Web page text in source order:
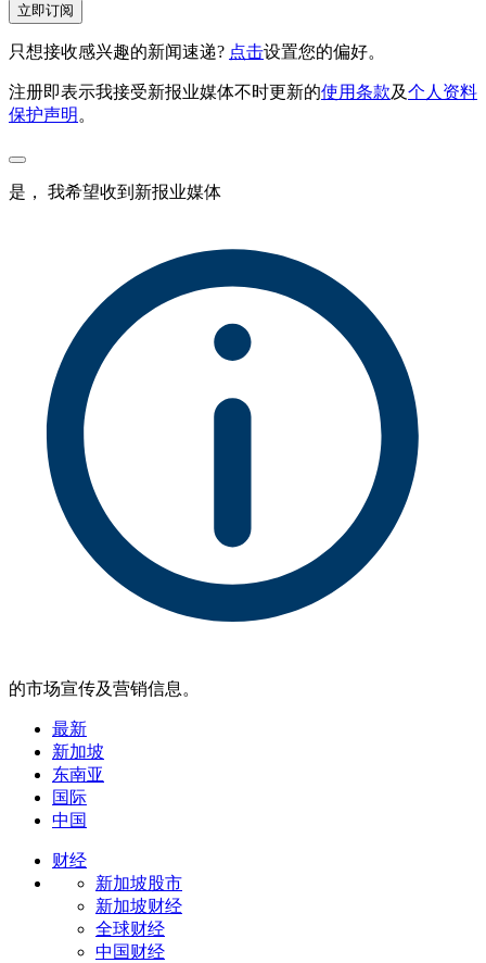
立即订阅
只想接收感兴趣的新闻速递? 点击设置您的偏好。
注册即表示我接受新报业媒体不时更新的使用条款及个人资料
保护声明 。
是， 我希望收到新报业媒体
的市场宣传及营销信息。
最新
新加坡
东南亚
国际
中国
财经
新加坡股市
新加坡财经
全球财经
中国财经